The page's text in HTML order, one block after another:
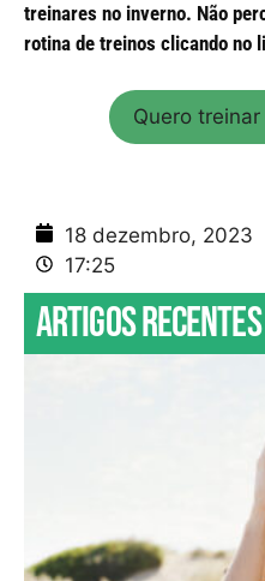
treinares no inverno. Não
rotina de treinos clicando no
Quero
18 dezembro, 2023
17:25
Artigos recentes